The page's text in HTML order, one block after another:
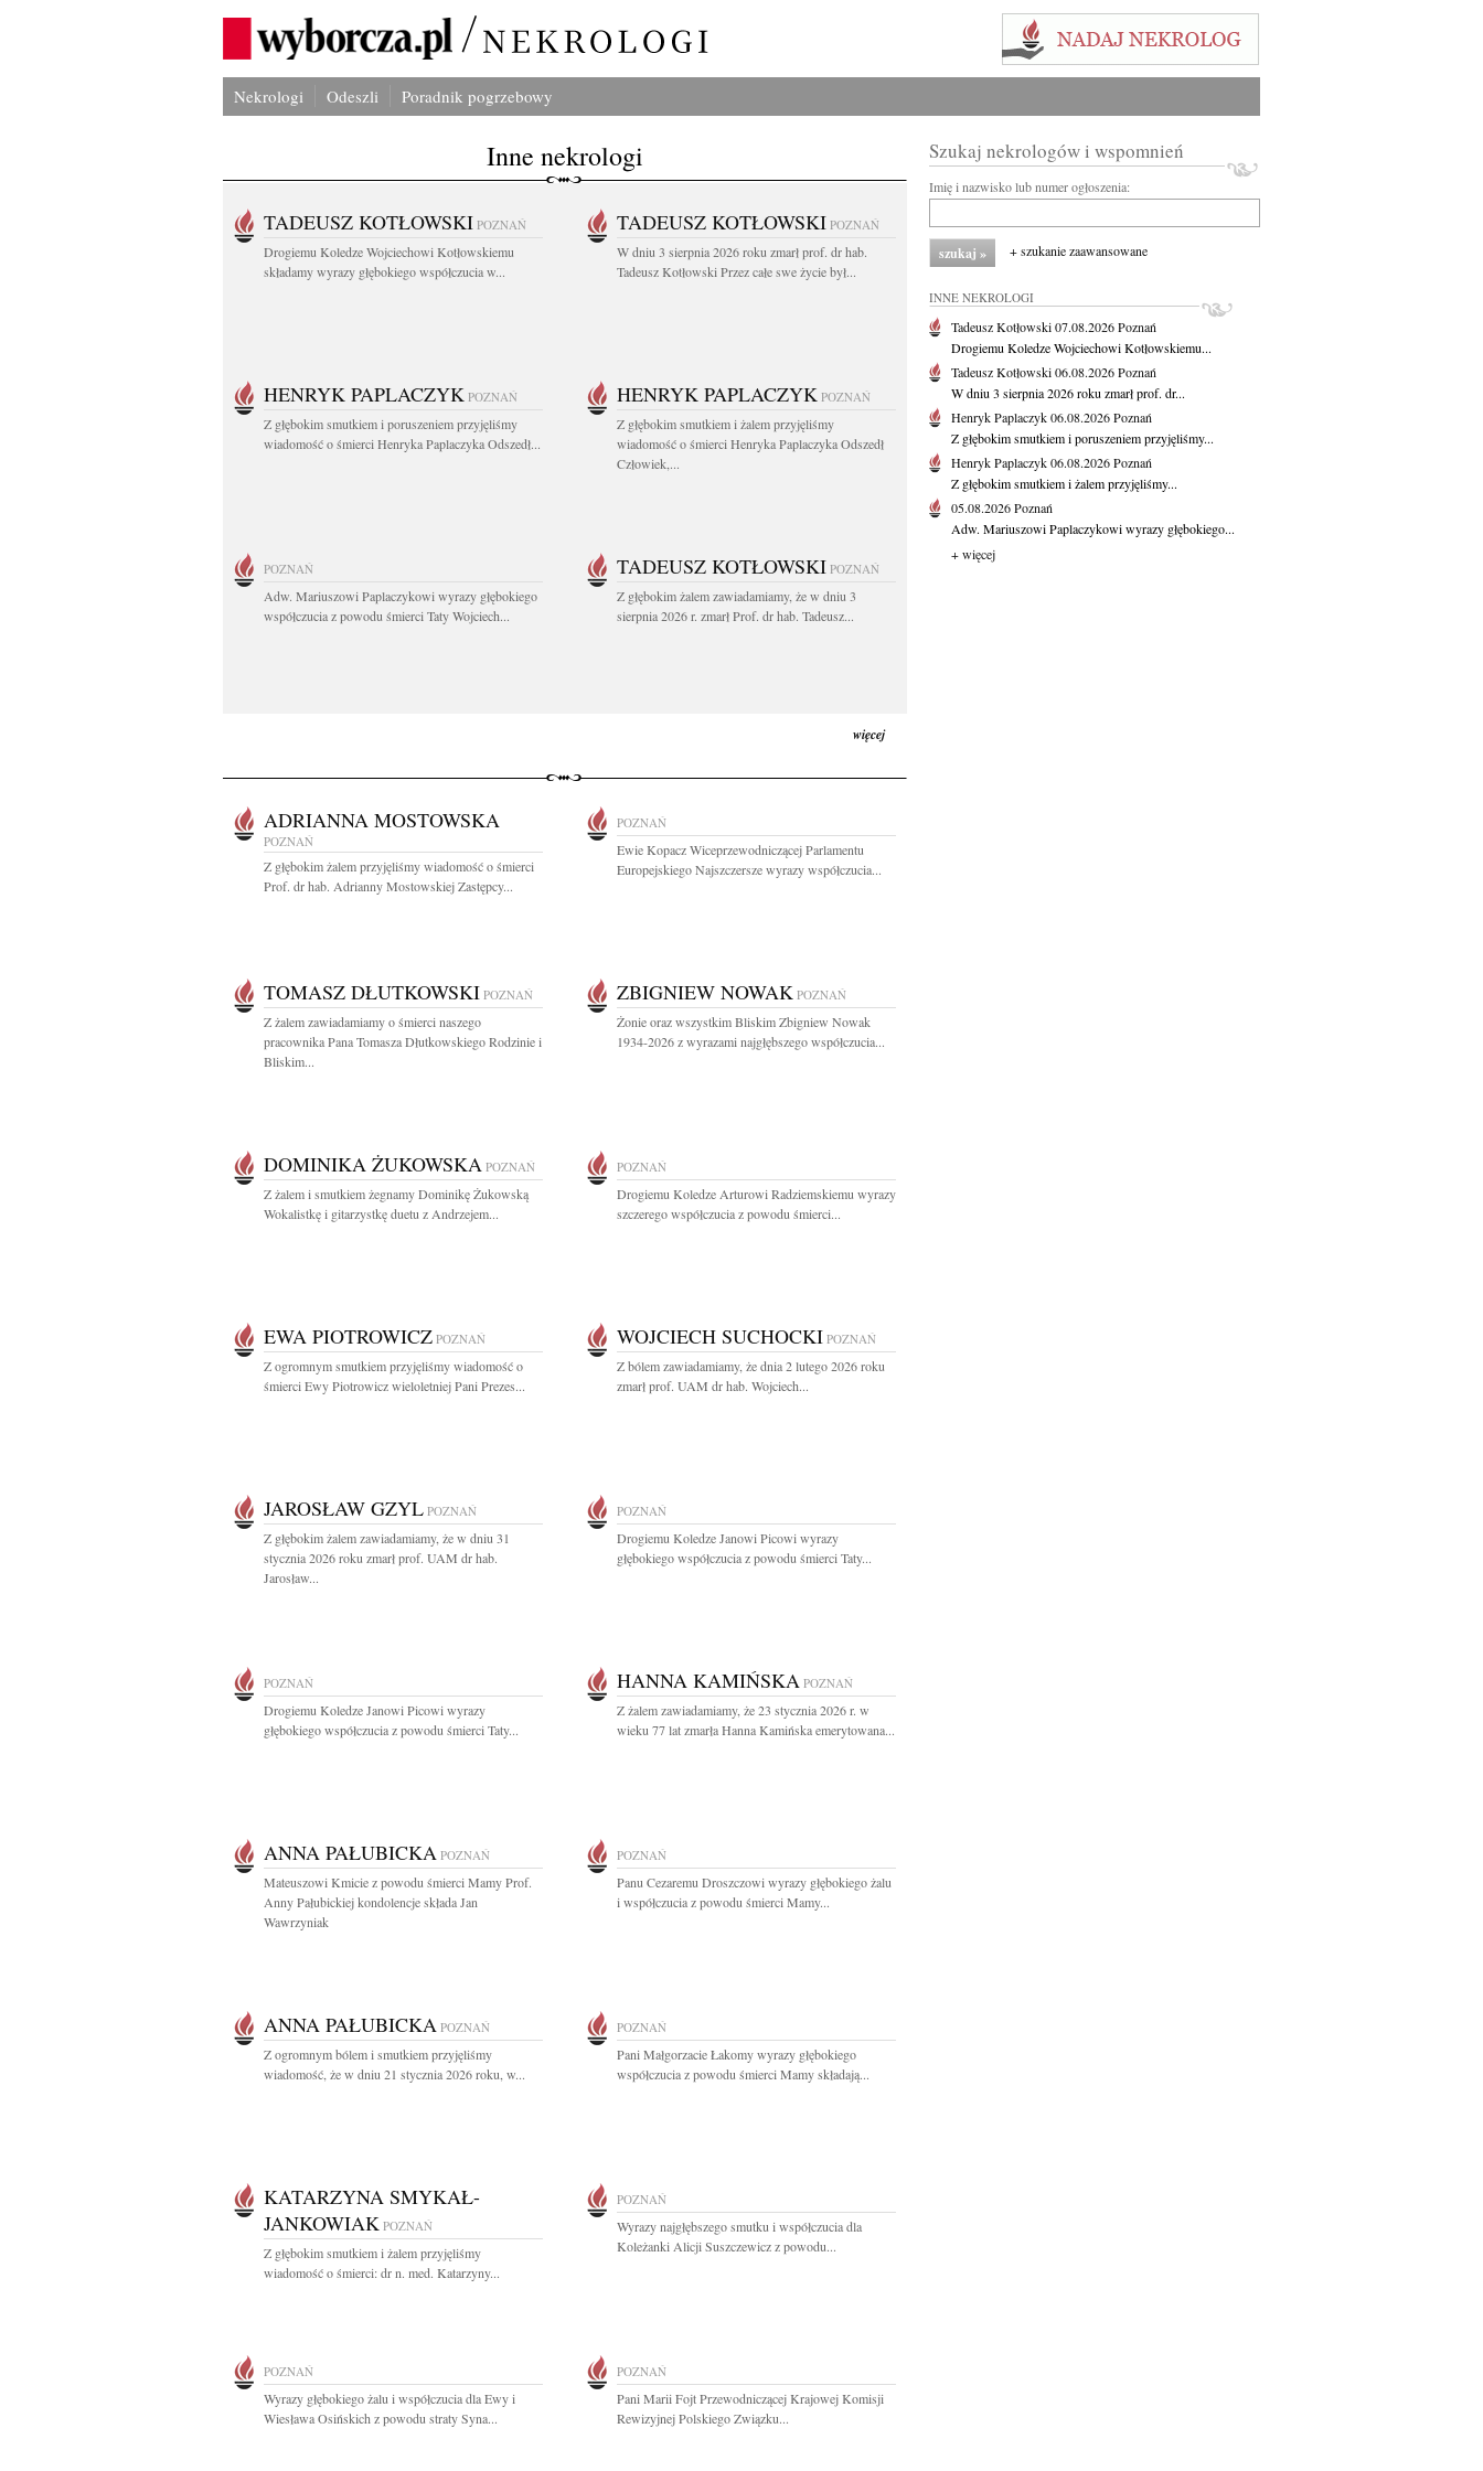
Nekrologi Odeszli Poradnik pogrzebowy
Inne nekrologi
TADEUSZ KOTŁOWSKI POZNAŃ
Drogiemu Koledze Wojciechowi Kotłowskiemu
składamy wyrazy głębokiego współczucia w...
TADEUSZ KOTŁOWSKI POZNAŃ
W dniu 3 sierpnia 2026 roku zmarł prof. dr hab.
Tadeusz Kotłowski Przez całe swe życie był...
HENRYK PAPLACZYK POZNAŃ
Z głębokim smutkiem i poruszeniem przyjęliśmy
wiadomość o śmierci Henryka Paplaczyka Odszedł...
HENRYK PAPLACZYK POZNAŃ
Z głębokim smutkiem i żalem przyjęliśmy
wiadomość o śmierci Henryka Paplaczyka Odszedł
Człowiek,...
POZNAŃ
Adw. Mariuszowi Paplaczykowi wyrazy głębokiego
współczucia z powodu śmierci Taty Wojciech...
TADEUSZ KOTŁOWSKI POZNAŃ
Z głębokim żalem zawiadamiamy, że w dniu 3
sierpnia 2026 r. zmarł Prof. dr hab. Tadeusz...
więcej
ADRIANNA MOSTOWSKA
POZNAŃ
Z głębokim żalem przyjęliśmy wiadomość o śmierci
Prof. dr hab. Adrianny Mostowskiej Zastępcy...
POZNAŃ
Ewie Kopacz Wiceprzewodniczącej Parlamentu
Europejskiego Najszczersze wyrazy współczucia...
TOMASZ DŁUTKOWSKI POZNAŃ
Z żalem zawiadamiamy o śmierci naszego
pracownika Pana Tomasza Dłutkowskiego Rodzinie i
Bliskim...
ZBIGNIEW NOWAK POZNAŃ
Żonie oraz wszystkim Bliskim Zbigniew Nowak
1934-2026 z wyrazami najgłębszego współczucia...
DOMINIKA ŻUKOWSKA POZNAŃ
Z żalem i smutkiem żegnamy Dominikę Żukowską
Wokalistkę i gitarzystkę duetu z Andrzejem...
POZNAŃ
Drogiemu Koledze Arturowi Radziemskiemu wyrazy
szczerego współczucia z powodu śmierci...
EWA PIOTROWICZ POZNAŃ
Z ogromnym smutkiem przyjęliśmy wiadomość o
śmierci Ewy Piotrowicz wieloletniej Pani Prezes...
WOJCIECH SUCHOCKI POZNAŃ
Z bólem zawiadamiamy, że dnia 2 lutego 2026 roku
zmarł prof. UAM dr hab. Wojciech...
JAROSŁAW GZYL POZNAŃ
Z głębokim żalem zawiadamiamy, że w dniu 31
stycznia 2026 roku zmarł prof. UAM dr hab.
Jarosław...
POZNAŃ
Drogiemu Koledze Janowi Picowi wyrazy
głębokiego współczucia z powodu śmierci Taty...
POZNAŃ
Drogiemu Koledze Janowi Picowi wyrazy
głębokiego współczucia z powodu śmierci Taty...
HANNA KAMIŃSKA POZNAŃ
Z żalem zawiadamiamy, że 23 stycznia 2026 r. w
wieku 77 lat zmarła Hanna Kamińska emerytowana...
ANNA PAŁUBICKA POZNAŃ
Mateuszowi Kmicie z powodu śmierci Mamy Prof.
Anny Pałubickiej kondolencje składa Jan
Wawrzyniak
POZNAŃ
Panu Cezaremu Droszczowi wyrazy głębokiego żalu
i współczucia z powodu śmierci Mamy...
ANNA PAŁUBICKA POZNAŃ
Z ogromnym bólem i smutkiem przyjęliśmy
wiadomość, że w dniu 21 stycznia 2026 roku, w...
POZNAŃ
Pani Małgorzacie Łakomy wyrazy głębokiego
współczucia z powodu śmierci Mamy składają...
KATARZYNA SMYKAŁ-
JANKOWIAK POZNAŃ
Z głębokim smutkiem i żalem przyjęliśmy
wiadomość o śmierci: dr n. med. Katarzyny...
POZNAŃ
Wyrazy najgłębszego smutku i współczucia dla
Koleżanki Alicji Suszczewicz z powodu...
POZNAŃ
Wyrazy głębokiego żalu i współczucia dla Ewy i
Wiesława Osińskich z powodu straty Syna...
POZNAŃ
Pani Marii Fojt Przewodniczącej Krajowej Komisji
Rewizyjnej Polskiego Związku...
Szukaj nekrologów i wspomnień
Imię i nazwisko lub numer ogłoszenia:
+ szukanie zaawansowane
INNE NEKROLOGI
Tadeusz Kotłowski07.08.2026Poznań
Drogiemu Koledze Wojciechowi Kotłowskiemu...
Tadeusz Kotłowski06.08.2026Poznań
W dniu 3 sierpnia 2026 roku zmarł prof. dr...
Henryk Paplaczyk06.08.2026Poznań
Z głębokim smutkiem i poruszeniem przyjęliśmy...
Henryk Paplaczyk06.08.2026Poznań
Z głębokim smutkiem i żalem przyjęliśmy...
05.08.2026Poznań
Adw. Mariuszowi Paplaczykowi wyrazy głębokiego...
+ więcej